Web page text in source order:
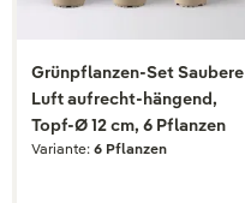
Grünpflanzen-Set Saubere
Luft aufrecht-hängend,
Topf-Ø 12 cm, 6 Pflanzen
Variante: 6 Pflanzen